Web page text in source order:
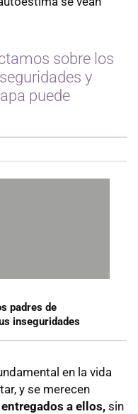
sobre los
y
puede
padres de
inseguridades
en la vida
y se merecen
a ellos, sin